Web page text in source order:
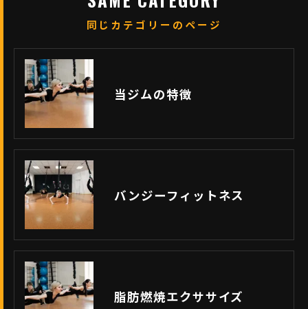
同じカテゴリーのページ
当ジムの特徴
バンジーフィットネス
脂肪燃焼エクササイズ